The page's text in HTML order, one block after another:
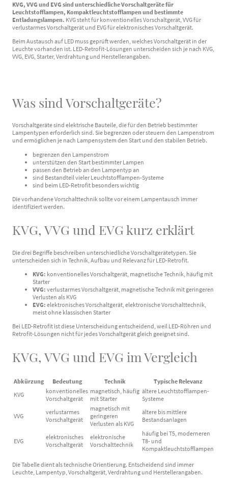
KVG, VVG und EVG sind unterschiedliche Vorschaltgeräte für
Leuchtstofflampen, Kompaktleuchtstofflampen und bestimmte
Entladungslampen. KVG steht für konventionelles Vorschaltgerät, VVG für
verlustarmes Vorschaltgerät und EVG für elektronisches Vorschaltgerät.
Beim Austausch auf LED muss geprüft werden, welches Vorschaltgerät in der
Leuchte vorhanden ist. LED-Retrofit-Lösungen unterscheiden sich je nach KVG,
VVG, EVG, Starter, Verdrahtung und Herstellerangaben.
Was sind Vorschaltgeräte?
Vorschaltgeräte sind elektrische Bauteile, die für den Betrieb bestimmter
Lampentypen erforderlich sind. Sie begrenzen oder steuern den Lampenstrom
und ermöglichen je nach Lampensystem den Start und den stabilen Betrieb.
begrenzen den Lampenstrom
unterstützen den Start bestimmter Lampen
passen den Betrieb an den Lampentyp an
sind Bestandteil vieler Leuchtstofflampen-Systeme
sind beim LED-Retrofit besonders wichtig
Die vorhandene Vorschalttechnik sollte vor einem Lampentausch immer
identifiziert werden.
KVG, VVG und EVG kurz erklärt
Die drei Begriffe beschreiben unterschiedliche Vorschaltgerätetypen. Sie
unterscheiden sich in Technik, Aufbau und Relevanz für LED-Retrofit.
KVG: konventionelles Vorschaltgerät, magnetische Technik, häufig mit
Starter
VVG: verlustarmes Vorschaltgerät, magnetische Technik mit geringeren
Verlusten als KVG
EVG: elektronisches Vorschaltgerät, elektronische Vorschalttechnik,
meist ohne klassischen Starter
Bei LED-Retrofit ist diese Unterscheidung entscheidend, weil LED-Röhren und
Retrofit-Lösungen nicht für jedes Vorschaltgerät gleich geeignet sind.
KVG, VVG und EVG im Vergleich
Abkürzung Bedeutung Technik
Typische Relevanz
KVG
konventionelles
Vorschaltgerät
magnetisch, häufig
mit Starter
ältere Leuchtstofflampen-
Systeme
VVG
verlustarmes
Vorschaltgerät
magnetisch mit
geringeren
Verlusten als KVG
ältere bis mittlere
Bestandsanlagen
EVG
elektronisches
Vorschaltgerät
elektronische
Vorschalttechnik
häufig bei T5, moderneren
T8- und
Kompaktleuchtstofflampen
Die Tabelle dient als technische Orientierung. Entscheidend sind immer
Leuchte, Lampentyp, Vorschaltgerät, Verdrahtung und Herstellerangaben.